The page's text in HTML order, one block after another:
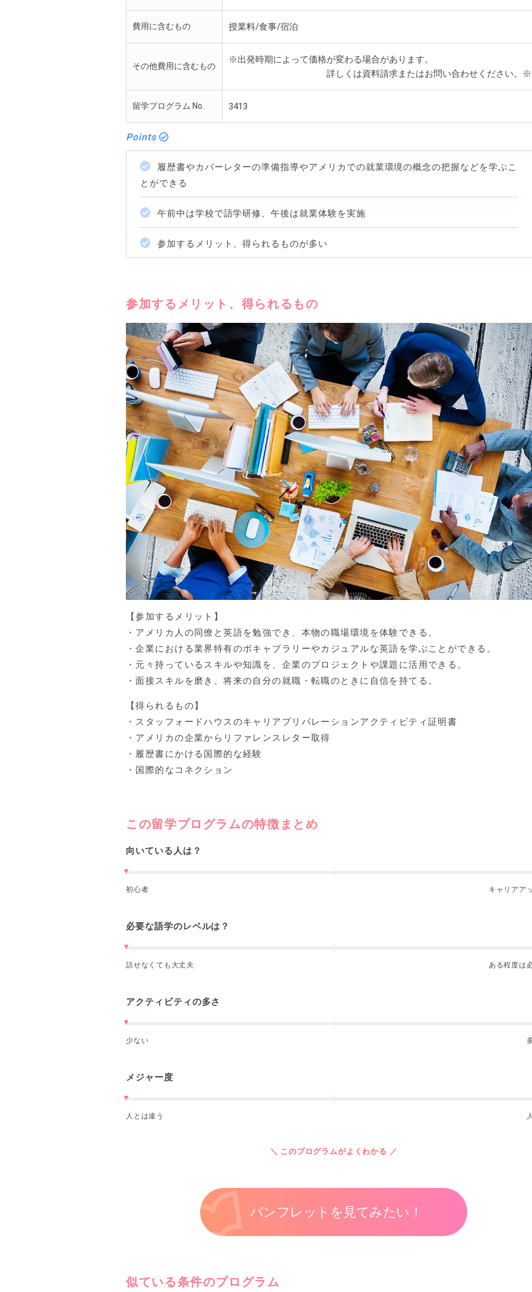
費用に含むもの 授業料/食事/宿泊
その他費用に含むもの
※出発時期によって価格が変わる場合があります。
詳しくは資料請求またはお問い合わせください。※
留学プログラム No. 3413
Points
履歴書やカバーレターの準備指導やアメリカでの就業環境の概念の把握などを学ぶこ
とができる
午前中は学校で語学研修、午後は就業体験を実施
参加するメリット、得られるものが多い
参加するメリット、得られるもの
【参加するメリット】
・アメリカ人の同僚と英語を勉強でき、本物の職場環境を体験できる。
・企業における業界特有のボキャブラリーやカジュアルな英語を学ぶことができる。
・元々持っているスキルや知識を、企業のプロジェクトや課題に活用できる。
・面接スキルを磨き、将来の自分の就職・転職のときに自信を持てる。
【得られるもの】
・スタッフォードハウスのキャリアプリパレーションアクティビティ証明書
・アメリカの企業からリファレンスレター取得
・履歴書にかける国際的な経験
・国際的なコネクション
この留学プログラムの特徴まとめ
向いている人は？
初心者 キャリアア
必要な語学のレベルは？
話せなくても大丈夫 ある程度は
アクティビティの多さ
少ない
メジャー度
人とは違う
＼ このプログラムがよくわかる ／
パンフレットを見てみたい！
似ている条件のプログラム